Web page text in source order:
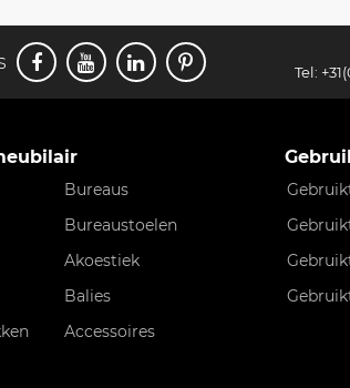
Tel:
Bureaus
Bureaustoelen
Akoestiek
Balies
Accessoires